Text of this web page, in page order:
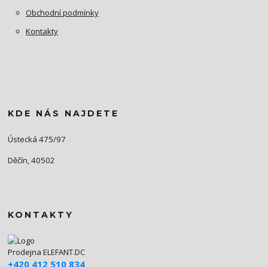
Obchodní podmínky
Kontakty
KDE NÁS NAJDETE
Ústecká 475/97
Děčín, 40502
KONTAKTY
Prodejna ELEFANT.DC
+420 412 510 834